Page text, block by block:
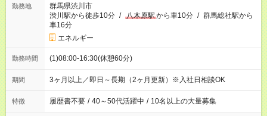
勤務地
群馬県渋川市
渋川駅から徒歩10分 / 八木原駅から車10分 / 群馬総社駅から
車16分
エネルギー
勤務時間 (1)08:00-16:30(休憩60分)
期間 3ヶ月以上／即日～長期（2ヶ月更新）※入社日相談OK
特徴 履歴書不要 / 40～50代活躍中 / 10名以上の大量募集